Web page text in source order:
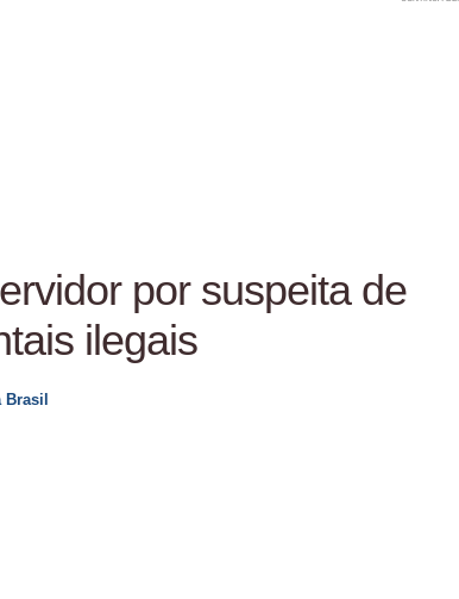
por suspeita de
ilegais